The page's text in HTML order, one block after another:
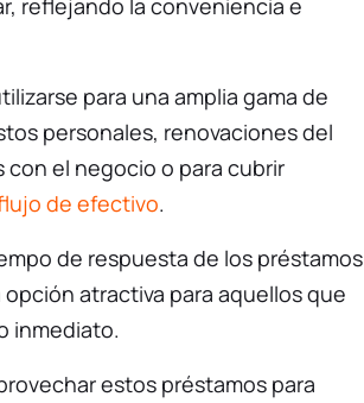
para una amplia gama de
personales, renovaciones del
el negocio o para cubrir
de efectivo.
de respuesta de los préstamos
atractiva para aquellos que
inmediato.
estos préstamos para